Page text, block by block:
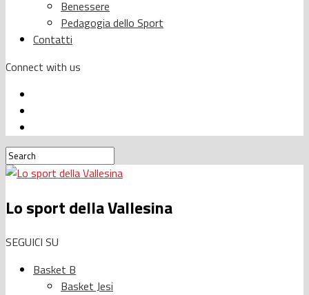
Benessere
Pedagogia dello Sport
Contatti
Connect with us
Lo sport della Vallesina
SEGUICI SU
Basket B
Basket Jesi